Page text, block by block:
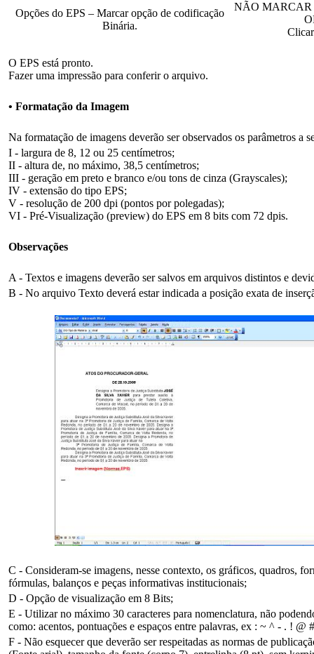
Opções do EPS – Marcar opção de codificação
Binária.
NÃO
O EPS está pronto.
Fazer uma impressão para conferir o arquivo.
• Formatação da Imagem
Na formatação de imagens deverão ser observados os parâmetros a
I - largura de 8, 12 ou 25 centímetros;
II - altura de, no máximo, 38,5 centímetros;
III - geração em preto e branco e/ou tons de cinza (Grayscales);
IV - extensão do tipo EPS;
V - resolução de 200 dpi (pontos por polegadas);
VI - Pré-Visualização (preview) do EPS em 8 bits com 72 dpis.
Observações
A - Textos e imagens deverão ser salvos em arquivos distintos e
B - No arquivo Texto deverá estar indicada a posição exata de
C - Consideram-se imagens, nesse contexto, os gráficos, quadros,
fórmulas, balanços e peças informativas institucionais;
D - Opção de visualização em 8 Bits;
E - Utilizar no máximo 30 caracteres para nomenclatura, não
como: acentos, pontuações e espaços entre palavras, ex : ~ ^ - . ! @
F - Não esquecer que deverão ser respeitadas as normas de